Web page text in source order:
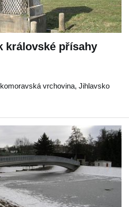
královské přísahy
vrchovina, Jihlavsko